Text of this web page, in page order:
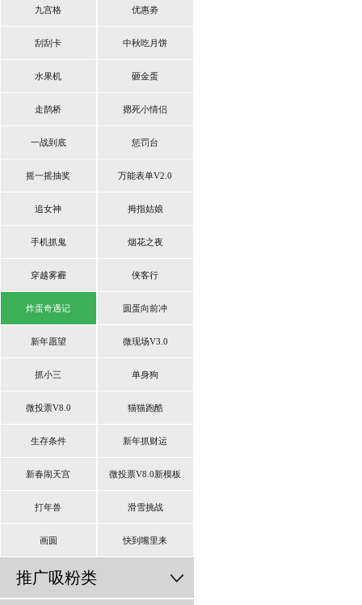
九宫格 优惠劵
刮刮卡 中秋吃月饼
水果机 砸金蛋
走鹊桥 摁死小情侣
一战到底 惩罚台
摇一摇抽奖 万能表单V2.0
追女神 拇指姑娘
手机抓鬼 烟花之夜
穿越雾霾 侠客行
炸蛋奇遇记 圆蛋向前冲
新年愿望 微现场V3.0
抓小三 单身狗
微投票V8.0 猫猫跑酷
生存条件 新年抓财运
新春闹天宫 微投票V8.0新模板
打年兽 滑雪挑战
画圆 快到嘴里来
推广吸粉类